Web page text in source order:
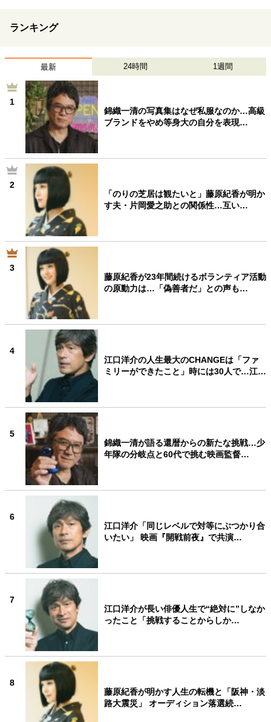
ランキング
最新 24時間 1週間
1
錦織一清の写真集はなぜ私服なのか…高級
ブランドをやめ等身大の自分を表現…
2
「のりの芝居は観たいと」藤原紀香が明か
す夫・片岡愛之助との関係性…互い…
3
藤原紀香が23年間続けるボランティア活動
の原動力は…「偽善者だ」との声も…
4
江口洋介の人生最大のCHANGEは「ファ
ミリーができたこと」時には30人で…江…
5
錦織一清が語る還暦からの新たな挑戦…少
年隊の分岐点と60代で挑む映画監督…
6
江口洋介「同じレベルで対等にぶつかり合
いたい」 映画『開戦前夜』で共演…
7
江口洋介が長い俳優人生で“絶対に”しなか
ったこと「挑戦することからしか…
8
藤原紀香が明かす人生の転機と「阪神・淡
路大震災」 オーディション落選続…